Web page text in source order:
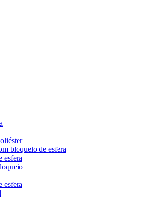
bloqueio de esfera
esfera
esfera